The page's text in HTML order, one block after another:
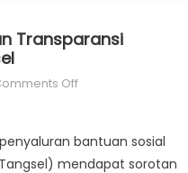
Transparansi
Offon
Serukan
Transparansi
bantuan sosial
mendapat sorotan